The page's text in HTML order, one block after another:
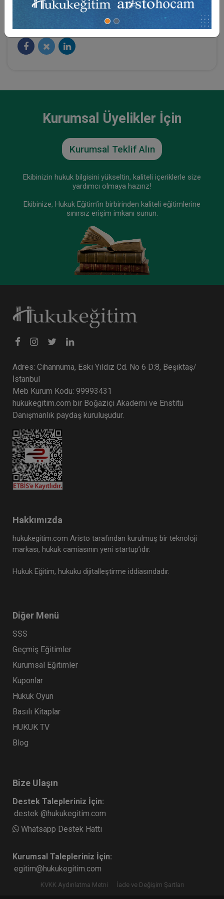
Sosyal Medya
Kurumsal Üyelikler İçin
Kurumsal Teklif Alın
Ekibinizin hukuk bilgisini yükseltin, kaliteli içeriklerle size
yardımcı olmaya hazırız!
Ekibinize, Hukuk Eğitim’in birbirinden kaliteli eğitimlerine
sınırsız erişim imkanı sunun.
Adres: Cihannüma, Eski Yıldız Cd. No 6 D:8, Beşiktaş/
İstanbul
Meb Kurum Kodu: 99993431
hukukegitim.com bir Boğaziçi Akademi ve Enstitü
Danışmanlık paydaş kuruluşudur.
Hakkımızda
hukukegitim.com Aristo tarafından kurulmuş bir teknoloji
markası, hukuk camiasının yeni startup’ıdır.
Hukuk Eğitim, hukuku dijitalleştirme iddiasındadır.
Diğer Menü
SSS
Geçmiş Eğitimler
Kurumsal Eğitimler
Kuponlar
Hukuk Oyun
Basılı Kitaplar
HUKUK TV
Blog
Bize Ulaşın
Destek Talepleriniz İçin:
destek @hukukegitim.com
Whatsapp Destek Hattı
Kurumsal Talepleriniz İçin:
egitim@hukukegitim.com
KVKK Aydınlatma Metni İade ve Değişim Şartları